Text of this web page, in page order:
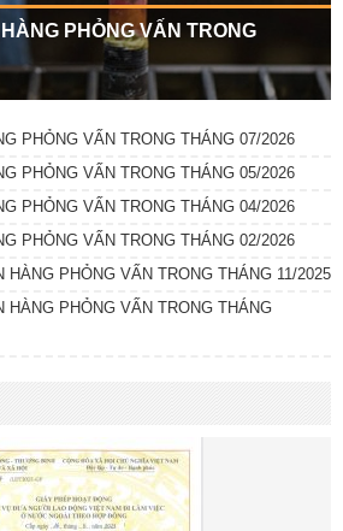
PHỎNG VẤN TRONG
PHỎNG VẤN TRONG THÁNG 07/2026
PHỎNG VẤN TRONG THÁNG 05/2026
PHỎNG VẤN TRONG THÁNG 04/2026
PHỎNG VẤN TRONG THÁNG 02/2026
PHỎNG VẤN TRONG THÁNG 11/2025
HÀNG PHỎNG VẤN TRONG THÁNG